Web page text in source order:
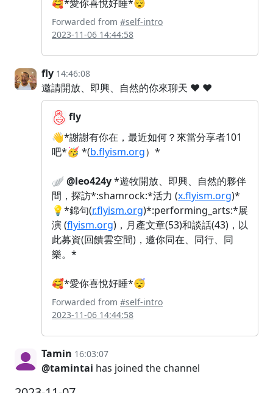
🥰*愛你喜悅好睡*😴
Forwarded from #self-intro
2023-11-06 14:44:58
fly 14:46:08
邀請開放、即興、自然的你來聊天 ❤️ ❤️
fly
👋*謝謝有你在，最近如何？來當分享者101
吧*🥳 *(b.flyism.org）*
🪽 @leo424y*遊牧開放、即興、自然的夥伴
間，探訪*:shamrock:*活力 (x.flyism.org)*
💡*錦句(r.flyism.org)*:performing_arts:*展
演 (flyism.org)，月產文章(53)和談話(43)，以
此募資(回饋雲空間)，邀你同在、同行、同
樂。*
🥰*愛你喜悅好睡*😴
Forwarded from #self-intro
2023-11-06 14:44:58
Tamin 16:03:07
@tamintai has joined the channel